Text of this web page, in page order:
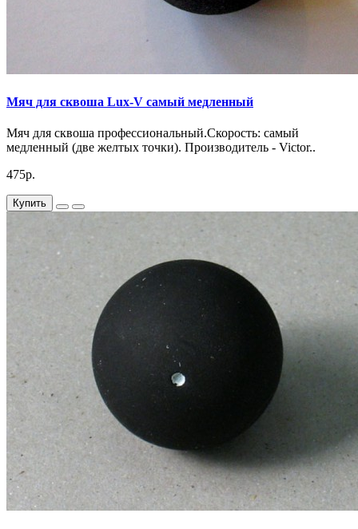
Мяч для сквоша Lux-V самый медленный
Мяч для сквоша профессиональный.Скорость: самый
медленный (две желтых точки). Производитель - Victor..
475р.
Купить